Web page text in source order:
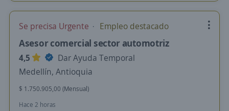
Se precisa Urgente Empleo destacado
Asesor comercial sector automotriz
4,5
Dar Ayuda Temporal
Medellín, Antioquia
$ 1.750.905,00 (Mensual)
Hace 2 horas